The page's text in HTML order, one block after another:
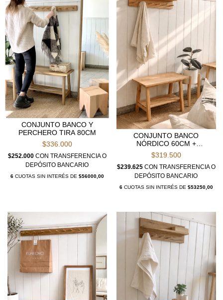
CONJUNTO BANCO Y
PERCHERO TIRA 80CM
$336.000
$252.000 CON TRANSFERENCIA O
DEPÓSITO BANCARIO
6CUOTAS SIN INTERÉS DE $56000,00
CONJUNTO BANCO
NÓRDICO 60CM +
PERCHERO BALTA 60CM
$319.500
$239.625 CON TRANSFERENCIA O
DEPÓSITO BANCARIO
6CUOTAS SIN INTERÉS DE $53250,00